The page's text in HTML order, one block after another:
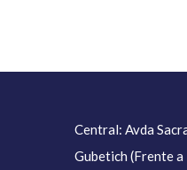
Central: Avda
Gubetich (Frente